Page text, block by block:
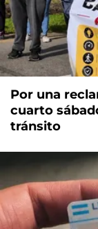
Por una
cuarto
tránsito